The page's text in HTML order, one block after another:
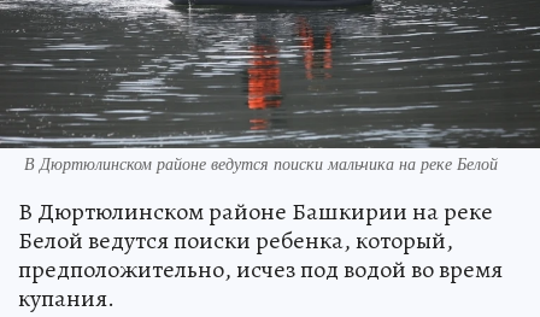
В Дюртюлинском районе ведутся поиски мальчика на реке Белой
В Дюртюлинском районе Башкирии на реке
Белой ведутся поиски ребенка, который,
предположительно, исчез под водой во время
купания.